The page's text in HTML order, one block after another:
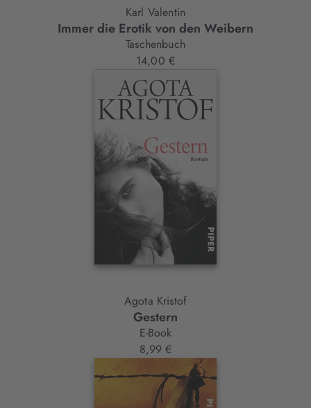
Karl Valentin
Immer die Erotik von den Weibern
Taschenbuch
14,00 €
Agota Kristof
Gestern
E-Book
8,99 €